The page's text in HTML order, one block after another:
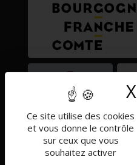
Ce site utilise des cookies
et vous donne le contrôle
sur ceux que vous
souhaitez activer
X